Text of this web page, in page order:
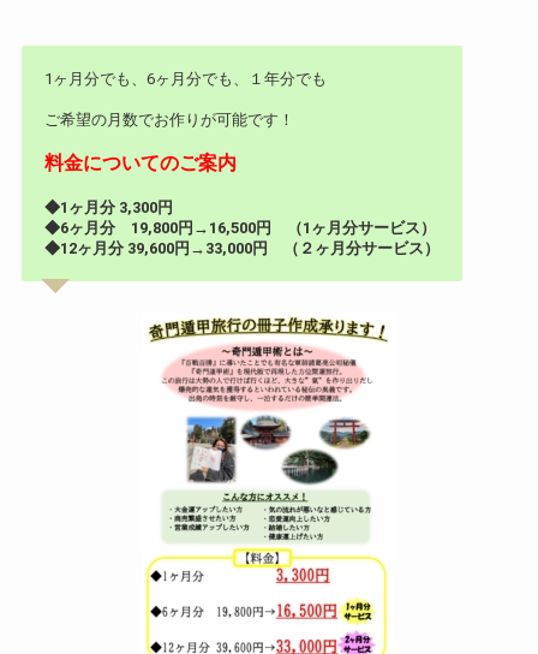
1ヶ月分でも、6ヶ月分でも、１年分でも
ご希望の月数でお作りが可能です！
料金についてのご案内
◆1ヶ月分 3,300円
◆6ヶ月分 19,800円→16,500円 （1ヶ月分サービス）
◆12ヶ月分 39,600円→33,000円 （２ヶ月分サービス）